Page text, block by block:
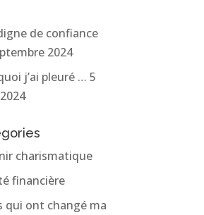
de confiance
2024
j’ai pleuré … 5
charismatique
financière
qui ont changé ma